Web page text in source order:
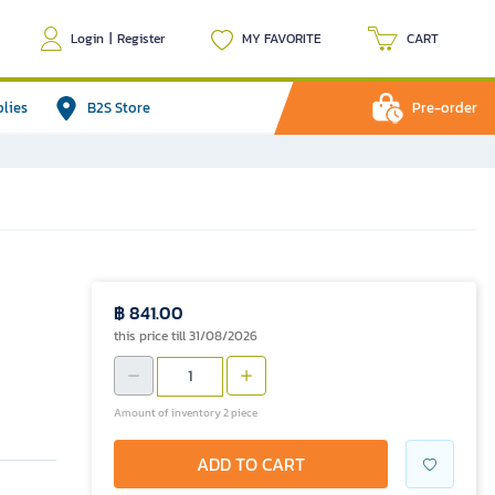
Login | Register MY FAVORITE CART
B2S Store Pre-order
฿ 841.00
this price till 31/08/2026
Amount of inventory 2 piece
ADD TO CART